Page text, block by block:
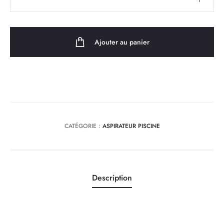
Ajouter au panier
CATÉGORIE : ASPIRATEUR PISCINE
Description